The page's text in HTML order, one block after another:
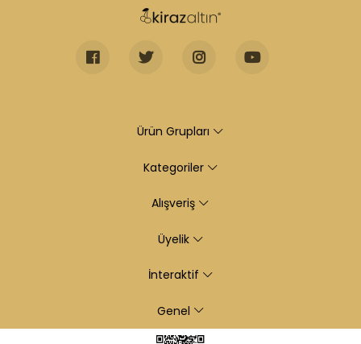
Ürün Grupları
Kategoriler
Alışveriş
Üyelik
İnteraktif
Genel